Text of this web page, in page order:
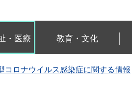
・医療 教育・文化
コロナウイルス感染症に関する情報